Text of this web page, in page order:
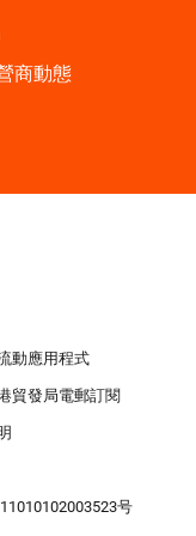
商動態
動應用程式
貿發局電郵訂閱
号